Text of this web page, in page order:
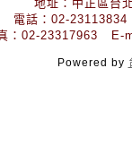
地址：中正區台
電話：02-
：02-23317963 E-
Powered by